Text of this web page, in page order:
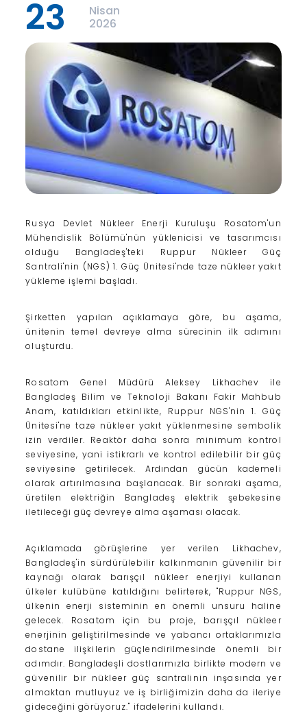
23
Nisan
2026
Rusya Devlet Nükleer Enerji Kuruluşu Rosatom'un
Mühendislik Bölümü'nün yüklenicisi ve tasarımcısı
olduğu Bangladeş'teki Ruppur Nükleer Güç
Santrali'nin (NGS) 1. Güç Ünitesi'nde taze nükleer yakıt
yükleme işlemi başladı.
Şirketten yapılan açıklamaya göre, bu aşama,
ünitenin temel devreye alma sürecinin ilk adımını
oluşturdu.
Rosatom Genel Müdürü Aleksey Likhachev ile
Bangladeş Bilim ve Teknoloji Bakanı Fakir Mahbub
Anam, katıldıkları etkinlikte, Ruppur NGS'nin 1. Güç
Ünitesi'ne taze nükleer yakıt yüklenmesine sembolik
izin verdiler. Reaktör daha sonra minimum kontrol
seviyesine, yani istikrarlı ve kontrol edilebilir bir güç
seviyesine getirilecek. Ardından gücün kademeli
olarak artırılmasına başlanacak. Bir sonraki aşama,
üretilen elektriğin Bangladeş elektrik şebekesine
iletileceği güç devreye alma aşaması olacak.
Açıklamada görüşlerine yer verilen Likhachev,
Bangladeş'in sürdürülebilir kalkınmanın güvenilir bir
kaynağı olarak barışçıl nükleer enerjiyi kullanan
ülkeler kulübüne katıldığını belirterek, "Ruppur NGS,
ülkenin enerji sisteminin en önemli unsuru haline
gelecek. Rosatom için bu proje, barışçıl nükleer
enerjinin geliştirilmesinde ve yabancı ortaklarımızla
dostane ilişkilerin güçlendirilmesinde önemli bir
adımdır. Bangladeşli dostlarımızla birlikte modern ve
güvenilir bir nükleer güç santralinin inşasında yer
almaktan mutluyuz ve iş birliğimizin daha da ileriye
gideceğini görüyoruz." ifadelerini kullandı.